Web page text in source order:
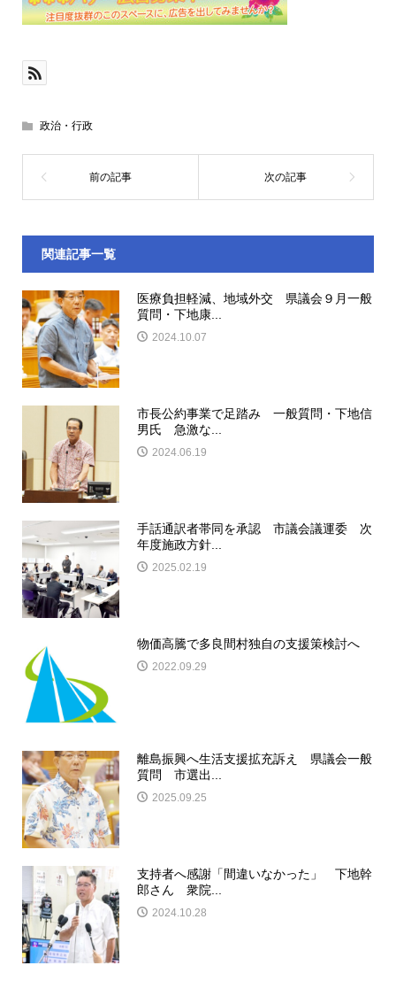
政治・行政
関連記事一覧
医療負担軽減、地域外交 県議会９月一般
質問・下地康...
2024.10.07
市長公約事業で足踏み 一般質問・下地信
男氏 急激な...
2024.06.19
手話通訳者帯同を承認 市議会議運委 次
年度施政方針...
2025.02.19
物価高騰で多良間村独自の支援策検討へ
2022.09.29
離島振興へ生活支援拡充訴え 県議会一般
質問 市選出...
2025.09.25
支持者へ感謝「間違いなかった」 下地幹
郎さん 衆院...
2024.10.28